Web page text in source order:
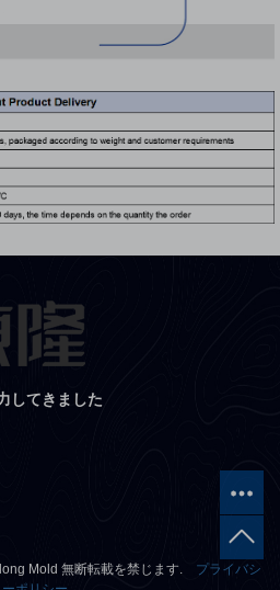
してきました
Mold 無断転載を禁じます.
プライバシ